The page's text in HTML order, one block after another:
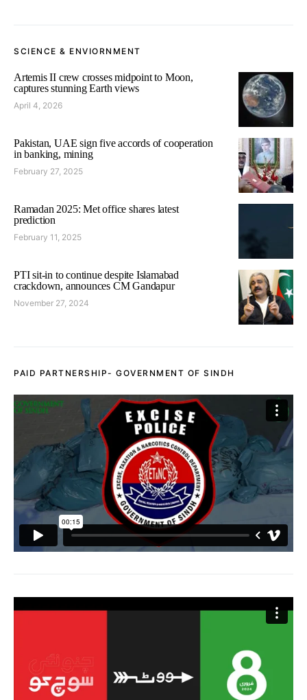
SCIENCE & ENVIORNMENT
Artemis II crew crosses midpoint to Moon,
captures stunning Earth views
April 4, 2026
Pakistan, UAE sign five accords of cooperation
in banking, mining
February 27, 2025
Ramadan 2025: Met office shares latest
prediction
February 11, 2025
PTI sit-in to continue despite Islamabad
crackdown, announces CM Gandapur
November 27, 2024
PAID PARTNERSHIP- GOVERNMENT OF SINDH